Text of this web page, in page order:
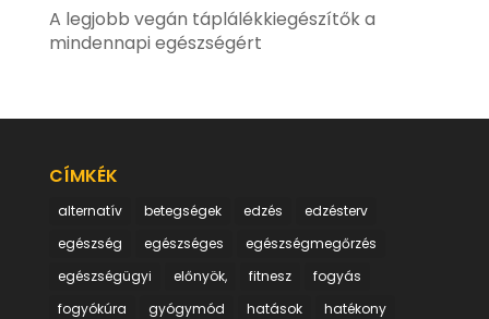
A legjobb vegán táplálékkiegészítők a
mindennapi egészségért
CÍMKÉK
alternatív betegségek edzés
edzésterv
egészség
egészséges
egészségmegőrzés
egészségügyi
előnyök, fitnesz
fogyás
fogyókúra
gyógymód hatások
hatékony